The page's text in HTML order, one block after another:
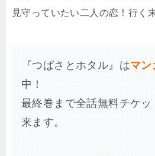
見守っていたい二人の恋！行く
『つばさとホタル』はマン
中！
最終巻まで全話無料チケ
来ます。